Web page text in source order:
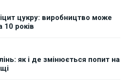
цукру: виробництво може
10 років
як і де змінюється попит на